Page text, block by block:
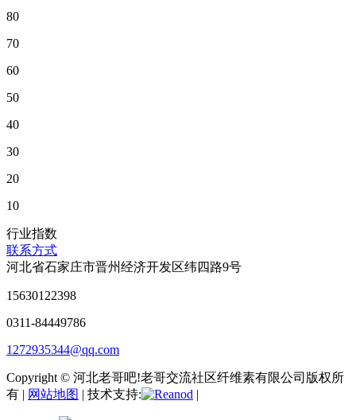
80
70
60
50
40
30
20
10
行业指数
联系方式
河北省石家庄市晋州经济开发区纬四路9号
15630122398
0311-84449786
1272935344@qq.com
Copyright © 河北老哥吧!老哥交流社区纤维素有限公司版权所
有 | 网站地图 | 技术支持: |